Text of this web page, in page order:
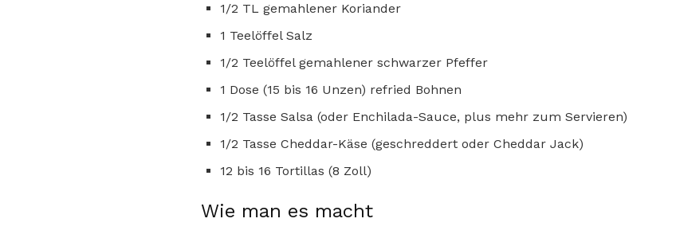
1/2 TL gemahlener Koriander
1 Teelöffel Salz
1/2 Teelöffel gemahlener schwarzer Pfeffer
1 Dose (15 bis 16 Unzen) refried Bohnen
1/2 Tasse Salsa (oder Enchilada-Sauce, plus mehr zum Servieren)
1/2 Tasse Cheddar-Käse (geschreddert oder Cheddar Jack)
12 bis 16 Tortillas (8 Zoll)
Wie man es macht